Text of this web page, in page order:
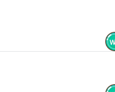
/ [卿浅]
All rights reserved.
China Literature by Ink
Ltd.